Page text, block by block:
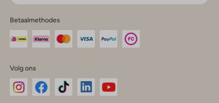
Betaalmethodes
Volg ons